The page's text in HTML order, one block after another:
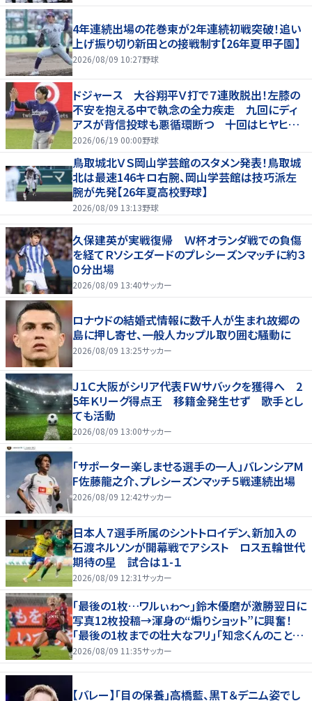
4年連続出場の花巻東が2年連続初戦突破！追い
上げ振り切り新田との接戦制す【26年夏甲子園】
2026/08/09 10:27野球
ドジャース 大谷翔平Ｖ打で７連敗脱出！左膝の
不安を抱える中で執念の全力疾走 九回にディ
アスが背信投球も悪循環断つ 十回はヒヤヒヤ
もリード守る
2026/06/19 00:00野球
鳥取城北ＶＳ岡山学芸館のスタメン発表！鳥取城
北は最速146キロ右腕、岡山学芸館は技巧派左
腕が先発【26年夏高校野球】
2026/08/09 13:13野球
久保建英が実戦復帰 Ｗ杯オランダ戦での負傷
を経てＲソシエダードのプレシーズンマッチに約３
０分出場
2026/08/09 13:40サッカー
ロナウドの結婚式情報に数千人が生まれ故郷の
島に押し寄せ、一般人カップル取り囲む騒動に
2026/08/09 13:25サッカー
Ｊ１Ｃ大阪がシリア代表ＦＷサバックを獲得へ 2
5年Ｋリーグ得点王 移籍金発生せず 歌手とし
ても活動
2026/08/09 13:00サッカー
「サポーター楽しませる選手の一人」バレンシアM
F佐藤龍之介、プレシーズンマッチ５戦連続出場
2026/08/09 12:42サッカー
日本人７選手所属のシントトロイデン、新加入の
石渡ネルソンが開幕戦でアシスト ロス五輪世代
期待の星 試合は１-１
2026/08/09 12:31サッカー
｢最後の1枚…ワルぃゎ〜｣鈴木優磨が激勝翌日に
写真12枚投稿→渾身の“煽りショット”に興奮！
｢最後の1枚までの壮大なフリ｣｢知念くんのことど
んだけ好きなんよｗ｣
2026/08/09 11:35サッカー
【バレー】「目の保養」高橋藍、黒Ｔ＆デニム姿でし